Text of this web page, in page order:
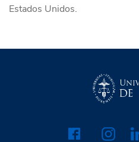
Estados Unidos.